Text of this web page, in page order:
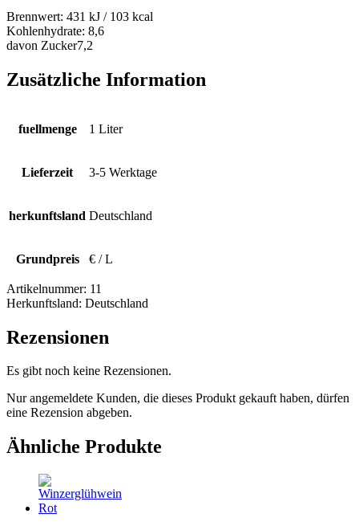
Brennwert: 431 kJ / 103 kcal
Kohlenhydrate: 8,6
davon Zucker7,2
Zusätzliche Information
fuellmenge 1 Liter
Lieferzeit 3-5 Werktage
herkunftsland Deutschland
Grundpreis € / L
Artikelnummer: 11
Herkunftsland: Deutschland
Rezensionen
Es gibt noch keine Rezensionen.
Nur angemeldete Kunden, die dieses Produkt gekauft haben, dürfen
eine Rezension abgeben.
Ähnliche Produkte